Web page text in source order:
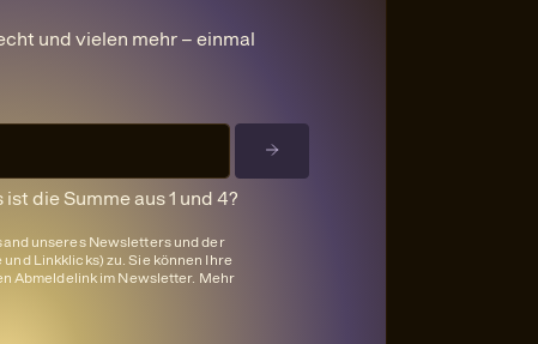
und vielen mehr – einmal
ist die Summe aus 1 und 4?
unseres Newsletters und der
Linkklicks) zu. Sie können Ihre
Abmeldelink im Newsletter. Mehr